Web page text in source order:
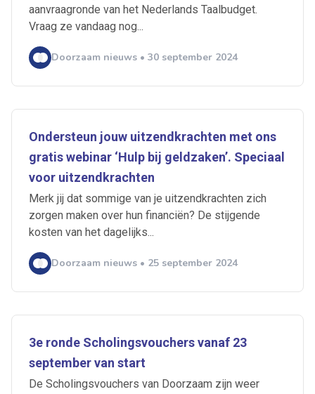
aanvraagronde van het Nederlands Taalbudget.
Vraag ze vandaag nog...
Doorzaam nieuws • 30 september 2024
Ondersteun jouw uitzendkrachten met ons
gratis webinar ‘Hulp bij geldzaken’. Speciaal
voor uitzendkrachten
Merk jij dat sommige van je uitzendkrachten zich
zorgen maken over hun financiën? De stijgende
kosten van het dagelijks...
Doorzaam nieuws • 25 september 2024
3e ronde Scholingsvouchers vanaf 23
september van start
De Scholingsvouchers van Doorzaam zijn weer